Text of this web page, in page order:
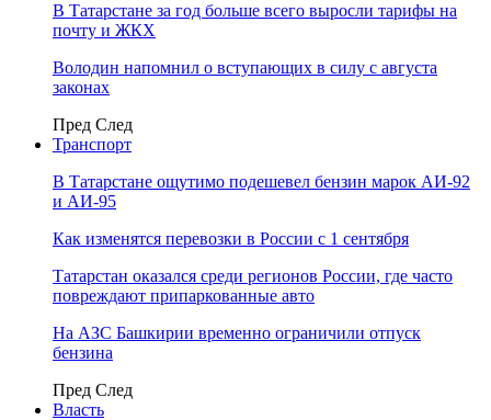
В Татарстане за год больше всего выросли тарифы на
почту и ЖКХ
Володин напомнил о вступающих в силу с августа
законах
Пред След
Транспорт
В Татарстане ощутимо подешевел бензин марок АИ-92
и АИ-95
Как изменятся перевозки в России с 1 сентября
Татарстан оказался среди регионов России, где часто
повреждают припаркованные авто
На АЗС Башкирии временно ограничили отпуск
бензина
Пред След
Власть